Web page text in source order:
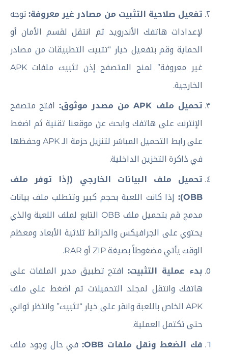
تفعيل صلاحية التثبيت من مصادر غير معروفة:توجه
لإعدادات هاتفك الأندرويد ثم انتقل لقسم الأمان أو
الحماية وقم بتفعيل خيار “تثبيت التطبيقات من مصادر
غير معروفة” لمنح المتصفح إذن تثبيت ملفات APK
الخارجية.
تحميل ملف APK من مصدر موثوق:
افتح متصفح
الإنترنت على هاتفك وابحث عن موقعنا تقنية ثم اضغط
على رابط التحميل المباشر لتنزيل حزمة الـ APK وحفظها
في ذاكرة التخزين الداخلية.
تحميل ملف البيانات الخارجي (إذا توفر ملف
OBB):
إذا كانت اللعبة بحجم كبير وتتطلب ملف بيانات
مدمج قم بتحميل ملف OBB التابع لملف اللعبة والذي
يحتوي على الجرافيكس والخرائط ثلاثية الأبعاد ومعظم
الوقت يأتي مضغوطاً بصيغة ZIP أو RAR.
بدء عملية التثبيت:افتح تطبيق مدير الملفات على
هاتفك وانتقل لمجلد التحميلات ثم اضغط على ملف
APK الخاص باللعبة وانقر على خيار “تثبيت” وانتظر ثواني
حتى تكتمل العملية.
فك الضغط ونقل ملفات OBB:
في حال وجود ملف